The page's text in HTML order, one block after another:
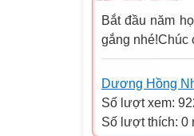
Bắt đầu năm
gắng nhé!Chúc
Dương Hồng
Số lượt xem:
Số lượt thích: 0